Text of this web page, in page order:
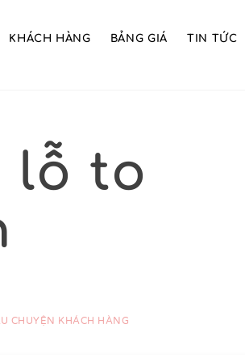
KHÁCH HÀNG BẢNG GIÁ TIN TỨC
lỗ to
CHUYỆN KHÁCH HÀNG